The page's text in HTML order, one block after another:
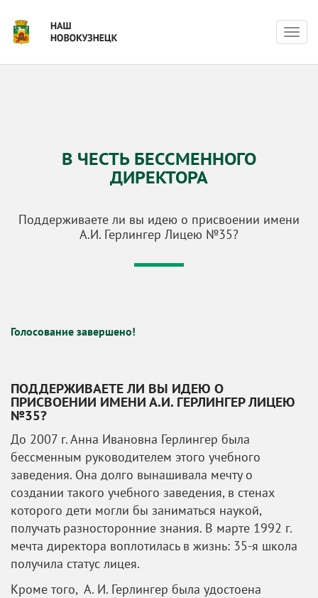
В ЧЕСТЬ БЕССМЕННОГО
ДИРЕКТОРА
Поддерживаете ли вы идею о присвоении имени
А.И. Герлингер Лицею №35?
Голосование завершено!
ПОДДЕРЖИВАЕТЕ ЛИ ВЫ ИДЕЮ О
ПРИСВОЕНИИ ИМЕНИ А.И. ГЕРЛИНГЕР ЛИЦЕЮ
№35?
До 2007 г. Анна Ивановна Герлингер была
бессменным руководителем этого учебного
заведения. Она долго вынашивала мечту о
создании такого учебного заведения, в стенах
которого дети могли бы заниматься наукой,
получать разносторонние знания. В марте 1992 г.
мечта директора воплотилась в жизнь: 35-я школа
получила статус лицея.
Кроме того, А. И. Герлингер была удостоена